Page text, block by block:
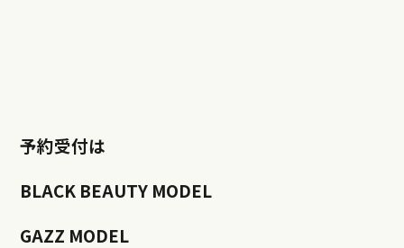
予約受付は
BLACK BEAUTY MODEL
GAZZ MODEL